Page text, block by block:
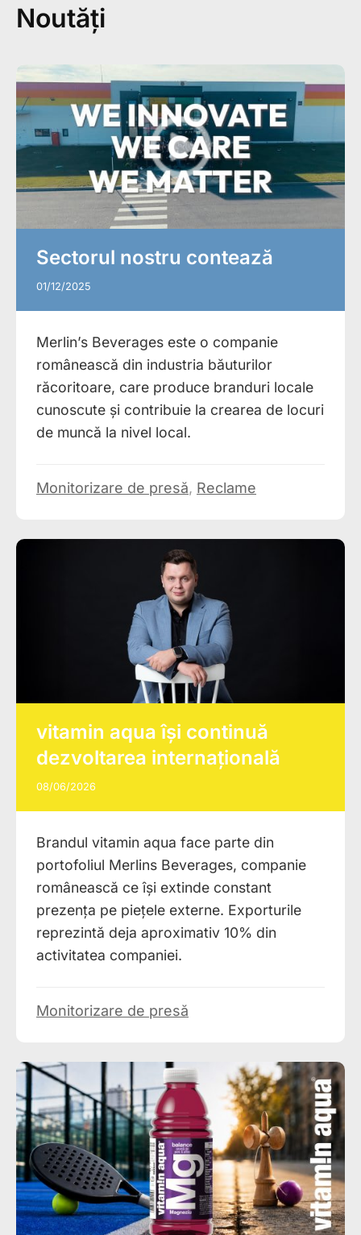
Noutăți
Sectorul nostru contează
01/12/2025
Merlin’s Beverages este o companie
românească din industria băuturilor
răcoritoare, care produce branduri locale
cunoscute și contribuie la crearea de locuri
de muncă la nivel local.
Monitorizare de presă, Reclame
vitamin aqua își continuă
dezvoltarea internațională
08/06/2026
Brandul vitamin aqua face parte din
portofoliul Merlins Beverages, companie
românească ce își extinde constant
prezența pe piețele externe. Exporturile
reprezintă deja aproximativ 10% din
activitatea companiei.
Monitorizare de presă